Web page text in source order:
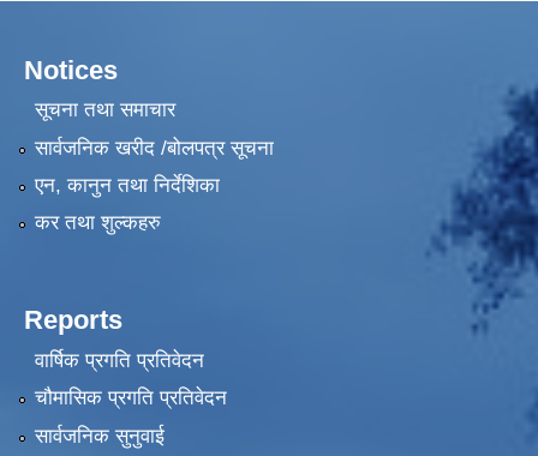
Notices
सूचना तथा समाचार
सार्वजनिक खरीद /बोलपत्र सूचना
एन, कानुन तथा निर्देशिका
कर तथा शुल्कहरु
Reports
वार्षिक प्रगति प्रतिवेदन
चौमासिक प्रगति प्रतिवेदन
सार्वजनिक सुनुवाई